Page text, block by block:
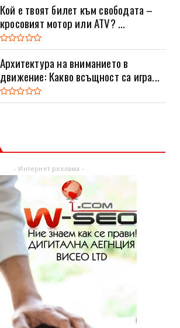
Кой е твоят билет към свободата –
кросовият мотор или ATV? ...
Архитектура на вниманието в
движение: Какво всъщност са игра...
- Интернет реклама -